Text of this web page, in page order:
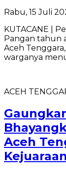
Rabu, 15 Juli
KUTACANE |
Pangan tahun
Aceh
warganya
ACEH
Aceh